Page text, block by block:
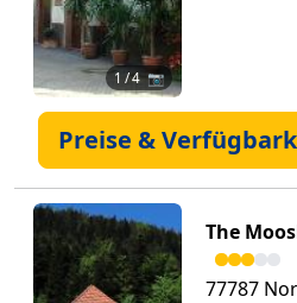
1 / 4 📷
Preise &
The
77787